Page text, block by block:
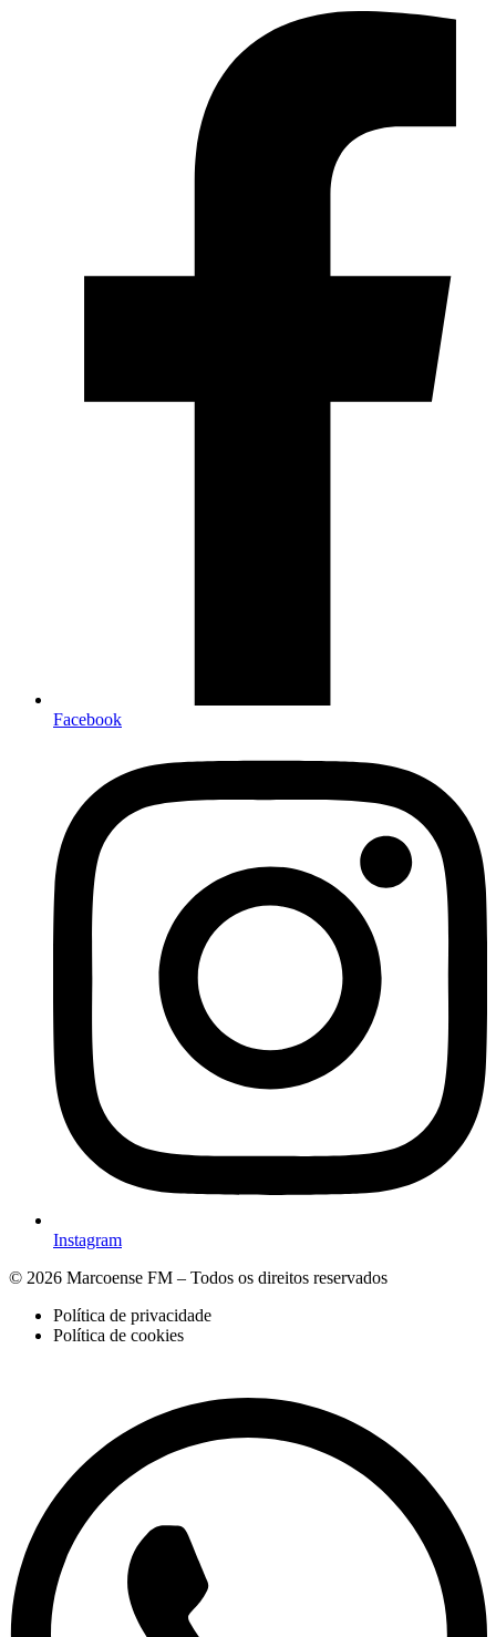
Facebook
Instagram
© 2026 Marcoense FM – Todos os direitos reservados
Política de privacidade
Política de cookies